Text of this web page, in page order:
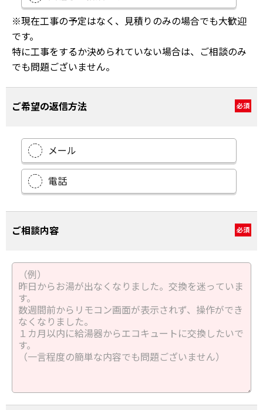
※現在工事の予定はなく、見積りのみの場合でも大歓迎
です。
特に工事をするか決められていない場合は、ご相談のみ
でも問題ございません。
ご希望の返信方法 必須
メール
電話
ご相談内容 必須